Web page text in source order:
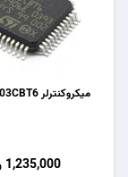
میکروکنترلر STM32F103CBT6
1,235,000 ریال